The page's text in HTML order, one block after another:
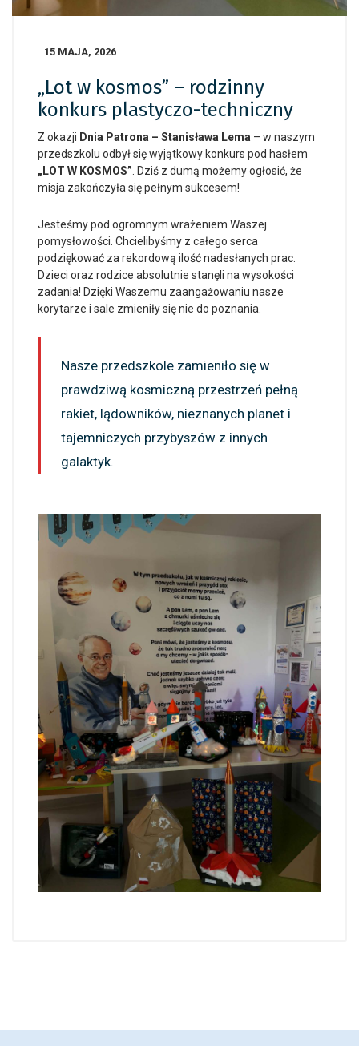
15 MAJA, 2026
„Lot w kosmos” – rodzinny
konkurs plastyczo-techniczny
Z okazji Dnia Patrona – Stanisława Lema – w naszym
przedszkolu odbył się wyjątkowy konkurs pod hasłem
„LOT W KOSMOS”. Dziś z dumą możemy ogłosić, że
misja zakończyła się pełnym sukcesem!
Jesteśmy pod ogromnym wrażeniem Waszej
pomysłowości. Chcielibyśmy z całego serca
podziękować za rekordową ilość nadesłanych prac.
Dzieci oraz rodzice absolutnie stanęli na wysokości
zadania! Dzięki Waszemu zaangażowaniu nasze
korytarze i sale zmieniły się nie do poznania.
Nasze przedszkole zamieniło się w
prawdziwą kosmiczną przestrzeń pełną
rakiet, lądowników, nieznanych planet i
tajemniczych przybyszów z innych
galaktyk.